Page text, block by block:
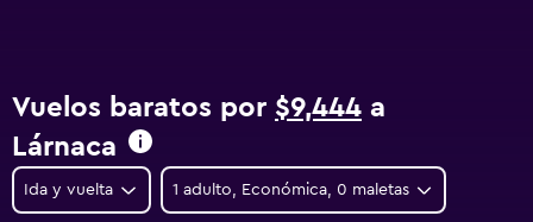
Vuelos baratos por $9,444 a
Lárnaca
Ida y vuelta 1 adulto, Económica, 0 maletas